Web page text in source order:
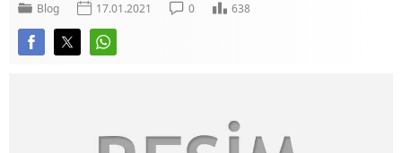
Blog 17.01.2021 0 638